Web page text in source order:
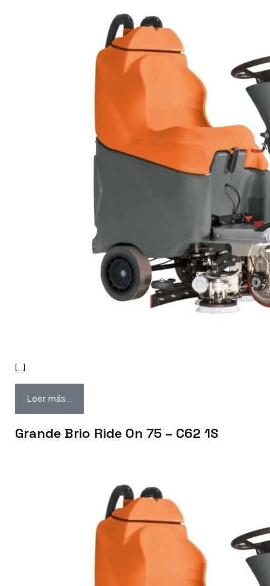
[…]
Leer más…
Grande Brio Ride On 75 – C62 1S